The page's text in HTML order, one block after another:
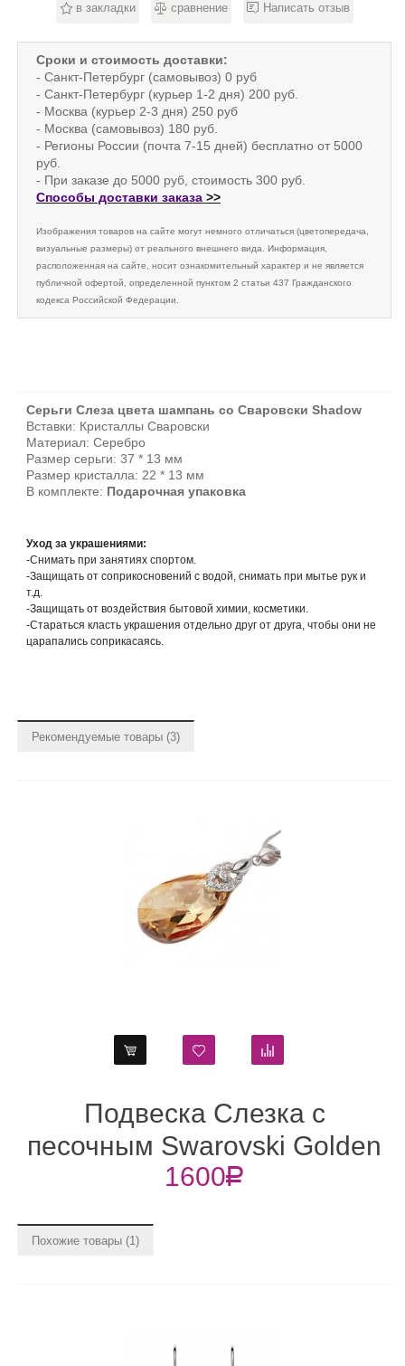
в закладки сравнение Написать отзыв
Сроки и стоимость доставки:
- Санкт-Петербург (самовывоз) 0 руб
- Санкт-Петербург (курьер 1-2 дня) 200 руб.
- Москва (курьер 2-3 дня) 250 руб
- Москва (самовывоз) 180 руб.
- Регионы России (почта 7-15 дней) бесплатно от 5000
руб.
- При заказе до 5000 руб, стоимость 300 руб.
Способы доставки заказа >>
Изображения товаров на сайте могут немного отличаться (цветопередача,
визуальные размеры) от реального внешнего вида. Информация,
расположенная на сайте, носит ознакомительный характер и не является
публичной офертой, определенной пунктом 2 статьи 437 Гражданского
кодекса Российской Федерации.
Серьги Слеза цвета шампань со Сваровски Shadow
Вставки: Кристаллы Сваровски
Материал: Серебро
Размер серьги: 37 * 13 мм
Размер кристалла: 22 * 13 мм
В комплекте: Подарочная упаковка
Уход за украшениями:
-Снимать при занятиях спортом.
-Защищать от соприкосновений с водой, снимать при мытье рук и
т.д.
-Защищать от воздействия бытовой химии, косметики.
-Стараться класть украшения отдельно друг от друга, чтобы они не
царапались соприкасаясь.
Рекомендуемые товары (3)
Слезка с
Swarovski Golden
с
Похожие товары (1)